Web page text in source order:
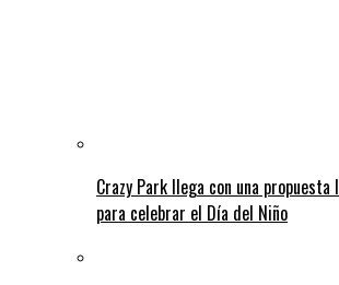
Crazy Park llega con una
para celebrar el Día del Niño